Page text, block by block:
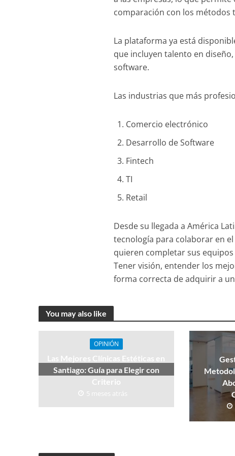
comparación con los métodos
La plataforma ya está
que incluyen talento en
software.
Las industrias que más
Comercio electrónico
Desarrollo de Software
Fintech
TI
Retail
Desde su llegada a América
tecnología para colaborar en
quieren completar sus
Tener visión, entender los
forma correcta de adquirir a
You may also like
OPINIÓN
Las Mejores Clínicas Estéticas en
Santiago: Guía para Elegir con
Criterio
5 meses atrás